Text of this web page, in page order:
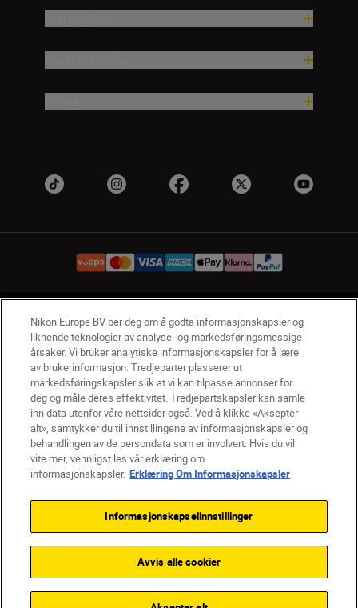
NO Nikon Sites
Kontakt oss Personvernerklæring
Bruksvilkår
Vilkår og betingelser for Nikon Store
Erklæring Om Informasjonskapsler
Tilgjengelighet
Innstillinger for informasjonskapsler
© 2026 Nikon
Back to top
Nikon Europe BV ber deg om å godta informasjonskapsler og
liknende teknologier av analyse- og markedsføringsmessige
årsaker. Vi bruker analytiske informasjonskapsler for å lære
av brukerinformasjon. Tredjeparter plasserer ut
markedsføringskapsler slik at vi kan tilpasse annonser for
deg og måle deres effektivitet. Tredjepartskapsler kan samle
inn data utenfor våre nettsider også. Ved å klikke «Aksepter
alt», samtykker du til innstillingene av informasjonskapsler og
behandlingen av de persondata som er involvert. Hvis du vil
vite mer, vennligst les vår erklæring om
informasjonskapsler. Erklæring Om Informasjonskapsler
Informasjonskapselinnstillinger
Avvis alle cookier